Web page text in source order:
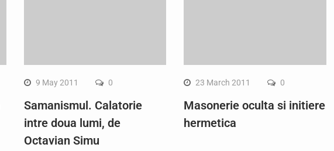
9 May 2011 0
Samanismul. Calatorie
intre doua lumi, de
Octavian Simu
23 March 2011 0
Masonerie oculta si initiere
hermetica